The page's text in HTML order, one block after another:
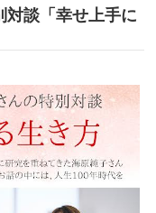
対談「幸せ上手に